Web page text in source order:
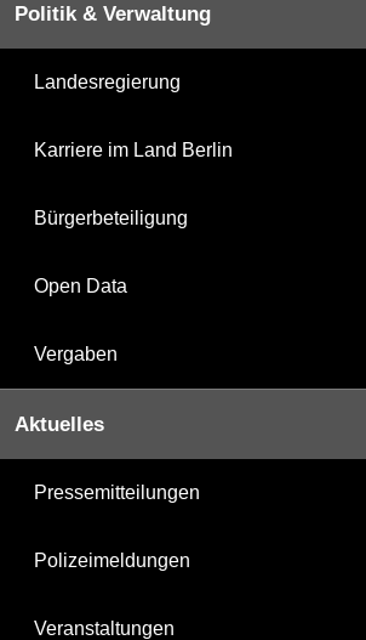
Politik & Verwaltung
Landesregierung
Karriere im Land Berlin
Bürgerbeteiligung
Open Data
Vergaben
Aktuelles
Pressemitteilungen
Polizeimeldungen
Veranstaltungen